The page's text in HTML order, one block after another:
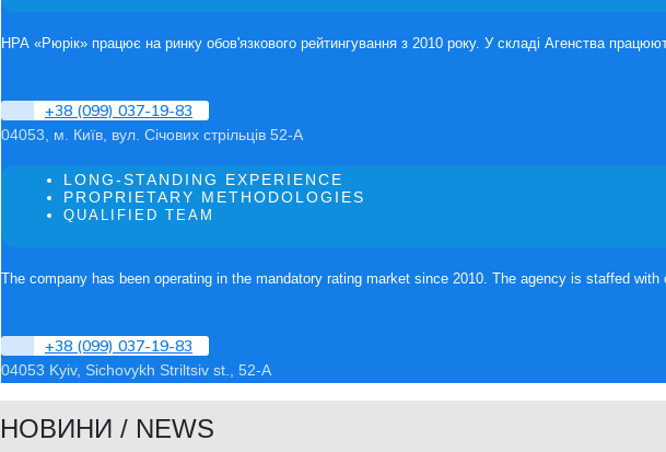
НРА «Рюрік» працює на ринку обов'язкового рейтингування з 2010 року. У складі Агенства
+38 (099) 037-19-83
04053, м. Київ, вул. Січових стрільців 52-А
LONG-STANDING EXPERIENCE
PROPRIETARY METHODOLOGIES
QUALIFIED TEAM
The company has been operating in the mandatory rating market since 2010. The agency is staffed
+38 (099) 037-19-83
04053 Kyiv, Sichovykh Striltsiv st., 52-A
НОВИНИ / NEWS